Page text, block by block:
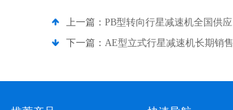
上一篇： PB型转向行星减速机全国供应
下一篇： AE型立式行星减速机长期销售